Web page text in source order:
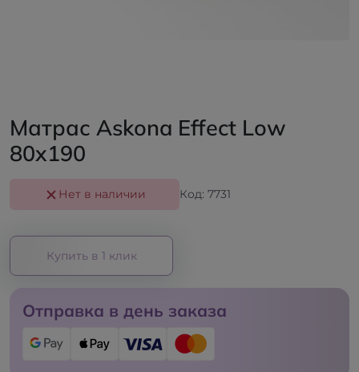
Матрас Askona Effect Low
80x190
Нет в наличии Код: 7731
Купить в 1 клик
Отправка в день заказа